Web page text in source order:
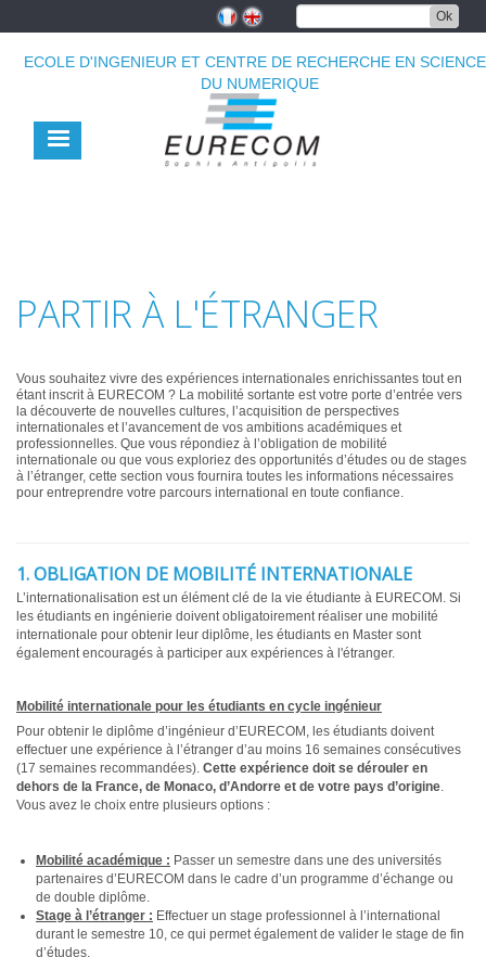
principal
Ok
ECOLE D'INGENIEUR ET CENTRE DE RECHERCHE EN
DU NUMERIQUE
PARTIR À L'ÉTRANGER
Vous souhaitez vivre des expériences internationales enrichissantes tout en
étant inscrit à EURECOM ? La mobilité sortante est votre porte d’entrée vers
la découverte de nouvelles cultures, l’acquisition de perspectives
internationales et l’avancement de vos ambitions académiques et
professionnelles. Que vous répondiez à l’obligation de mobilité
internationale ou que vous exploriez des opportunités d’études ou de stages
à l’étranger, cette section vous fournira toutes les informations nécessaires
pour entreprendre votre parcours international en toute confiance.
1. OBLIGATION DE MOBILITÉ INTERNATIONALE
L’internationalisation est un élément clé de la vie étudiante à EURECOM. Si
les étudiants en ingénierie doivent obligatoirement réaliser une mobilité
internationale pour obtenir leur diplôme, les étudiants en Master sont
également encouragés à participer aux expériences à l'étranger.
Mobilité internationale pour les étudiants en cycle ingénieur
Pour obtenir le diplôme d’ingénieur d’EURECOM, les étudiants doivent
effectuer une expérience à l’étranger d’au moins 16 semaines consécutives
(17 semaines recommandées). Cette expérience doit se dérouler en
dehors de la France, de Monaco, d’Andorre et de votre pays d’origine.
Vous avez le choix entre plusieurs options :
Mobilité académique : Passer un semestre dans une des universités
partenaires d’EURECOM dans le cadre d’un programme d’échange ou
de double diplôme.
Stage à l’étranger : Effectuer un stage professionnel à l’international
durant le semestre 10, ce qui permet également de valider le stage de fin
d’études.